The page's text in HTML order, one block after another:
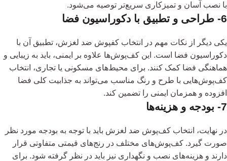
با نصب آسان و تمیزکاری سریع‌تر توصیه می‌شود.
6- طراحی و تطبیق با دکوراسیون فضا
یکی دیگر از نکات مهم در انتخاب کفپوش ضد لغزش، تطبیق آن با
دکوراسیون فضا است. این کف‌پوش‌ها علاوه‌ بر ایمنی، باید به زیبایی و
هماهنگی فضا کمک کنند. برای محیط‌های مسکونی یا تجاری، انتخاب
کف‌پوش‌هایی با طرح و رنگ مناسب می‌تواند به جذابیت کلی فضا
افزوده و همزمان ایمنی را تضمین کند.
7- بودجه و هزینه‌ها
در نهایت، انتخاب کف‌پوش ضد لغزش باید با توجه به بودجه مورد نظر
صورت گیرد. کف‌پوش‌های مختلف در رنج‌های قیمتی متفاوتی قرار
دارند و هزینه‌های نصب و نگهداری نیز باید در نظر گرفته شود. برای